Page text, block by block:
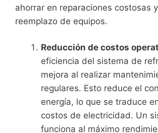
ahorrar en reparaciones costosas
reemplazo de equipos.
Reducción de costos
eficiencia del sistema de
mejora al realizar
regulares. Esto reduce el
energía, lo que se traduce
costos de electricidad. Un
funciona al máximo